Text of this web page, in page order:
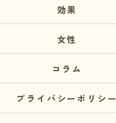
効果
女性
コラム
プライバシーポリシー